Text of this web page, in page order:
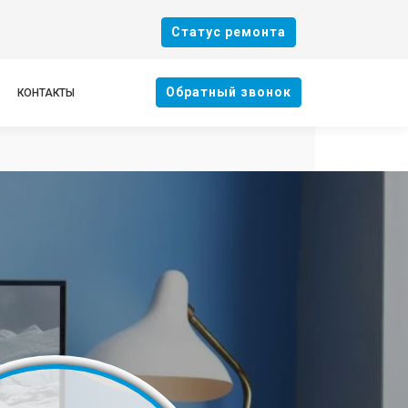
Cтатус ремонта
КОНТАКТЫ Oбратный звонок